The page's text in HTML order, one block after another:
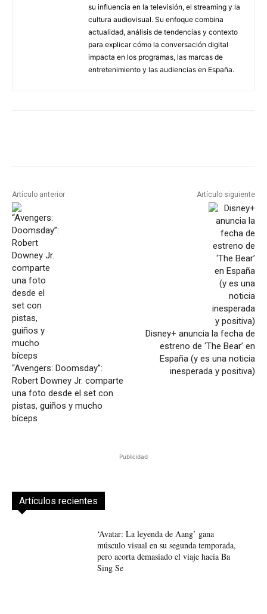
su influencia en la televisión, el streaming y la
cultura audiovisual. Su enfoque combina
actualidad, análisis de tendencias y contexto
para explicar cómo la conversación digital
impacta en los programas, las marcas de
entretenimiento y las audiencias en España.
Artículo anterior
“Avengers: Doomsday”:
Robert Downey Jr. comparte
una foto desde el set con
pistas, guiños y mucho
bíceps
Artículo siguiente
Disney+ anuncia la fecha de
estreno de ‘The Bear’ en
España (y es una noticia
inesperada y positiva)
Publicidad
Artículos recientes
‘Avatar: La leyenda de Aang’ gana
músculo visual en su segunda temporada,
pero acorta demasiado el viaje hacia Ba
Sing Se